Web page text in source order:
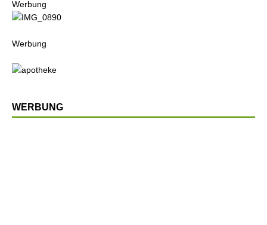
Werbung
Werbung
WERBUNG